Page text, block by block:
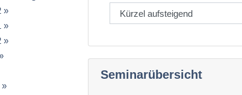
Seminarübersicht